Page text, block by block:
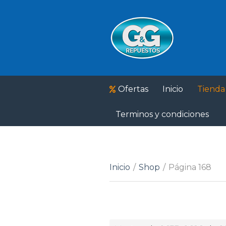
Ofertas Inicio Tienda
Terminos y condiciones
Inicio / Shop / Página 168